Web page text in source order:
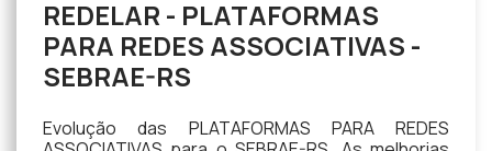
REDELAR - PLATAFORMAS
PARA REDES ASSOCIATIVAS -
SEBRAE-RS
Evolução das PLATAFORMAS PARA REDES